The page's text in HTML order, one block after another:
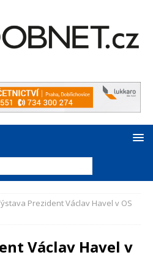
Prezident Václav Havel v OS
Václav Havel v